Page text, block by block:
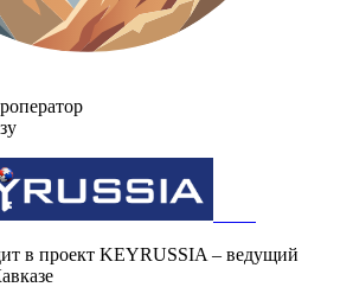
в проект KEYRUSSIA – ведущий